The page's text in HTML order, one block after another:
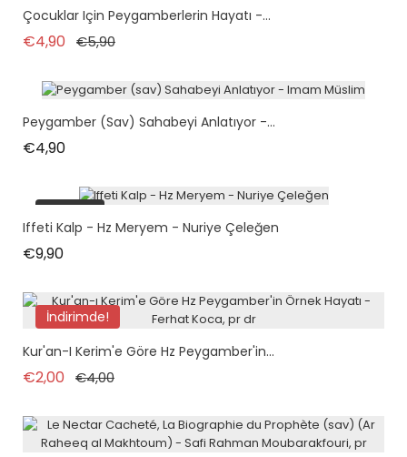
tükendi
Çocuklar Için Peygamberlerin Hayatı -...
€4,90 Normal fiyat
€5,90Fiyat
Peygamber (sav) Sahabeyi Anlatıyor -...
€4,90Fiyat
tükendi
Iffeti Kalp - Hz Meryem - Nuriye Çeleğen
€9,90Fiyat
İndirimde!
tükendi
Kur'an-I Kerim'e Göre Hz Peygamber'in...
€2,00 Normal fiyat
€4,00Fiyat